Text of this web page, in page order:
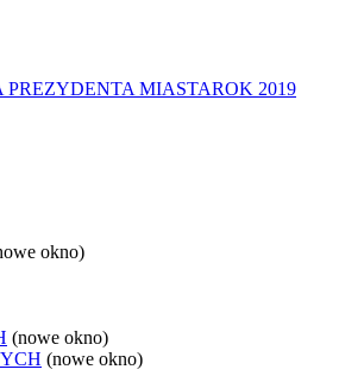
MIASTAROK 2019
okno)
(nowe okno)
(nowe okno)